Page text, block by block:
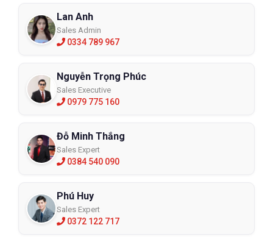
Lan Anh
Sales Admin
0334 789 967
Nguyễn Trọng Phúc
Sales Executive
0979 775 160
Đỗ Minh Thắng
Sales Expert
0384 540 090
Phú Huy
Sales Expert
0372 122 717